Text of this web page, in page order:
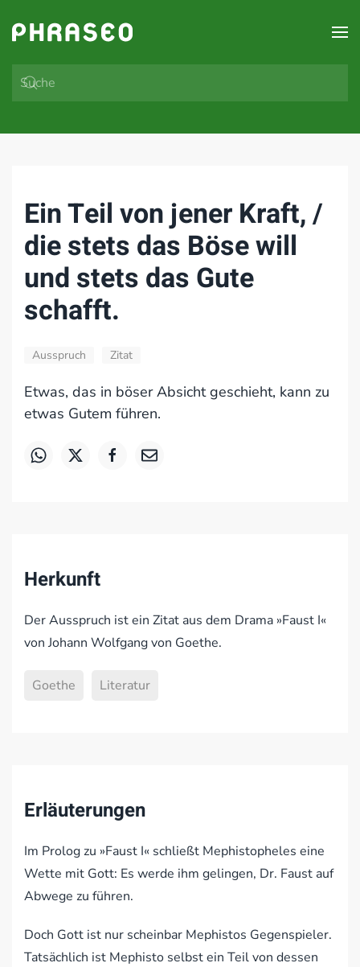
Zum Hauptinhalt springen
Ein Teil von jener Kraft, /
die stets das Böse will
und stets das Gute
schafft.
Ausspruch Zitat
Etwas, das in böser Absicht geschieht, kann zu
etwas Gutem führen.
Herkunft
Der Ausspruch ist ein Zitat aus dem Drama »Faust I«
von Johann Wolfgang von Goethe.
Goethe Literatur
Erläuterungen
Im Prolog zu »Faust I« schließt Mephistopheles eine
Wette mit Gott: Es werde ihm gelingen, Dr. Faust auf
Abwege zu führen.
Doch Gott ist nur scheinbar Mephistos Gegenspieler.
Tatsächlich ist Mephisto selbst ein Teil von dessen